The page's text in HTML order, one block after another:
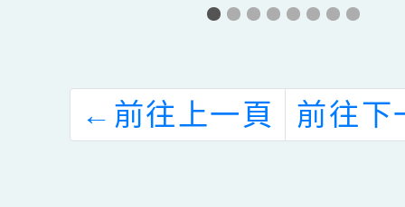
階段非學校型態
明會實施計畫
教育
個人
構申
← 前往上一頁 前往下